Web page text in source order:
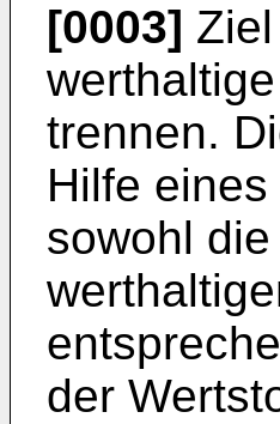
[0003]
trennen.
Hilfe
sowohl
der